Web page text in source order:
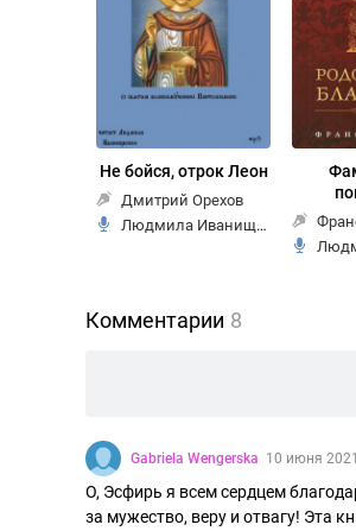
Не бойся, отрок Леон
Дмитрий Орехов
Людмила Иванищенко
Комментарии 8
Gabriela Wengerska 10 июня 2021
О, Эсфирь я всем сердцем
за мужество, веру и отвагу! Эта